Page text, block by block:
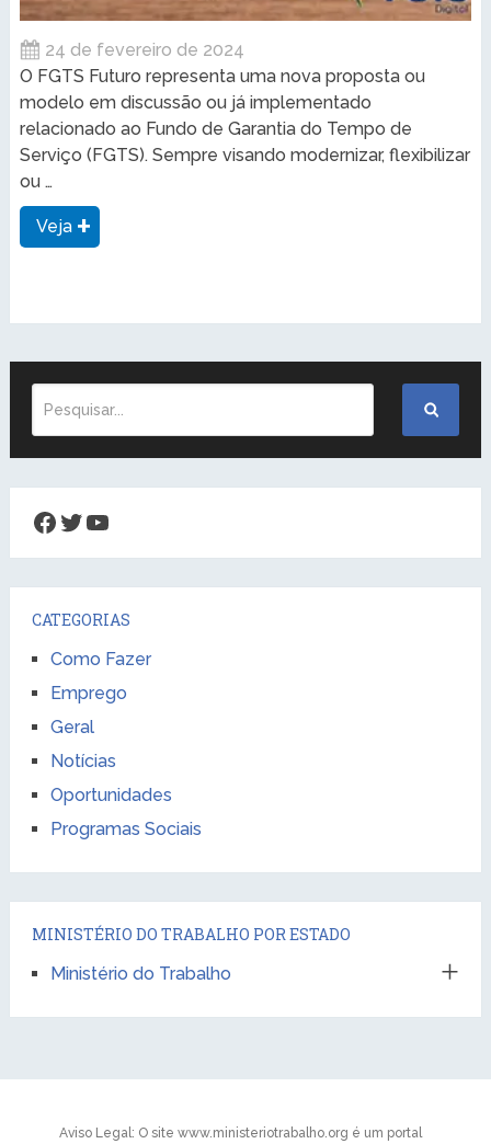
24 de fevereiro de 2024
O FGTS Futuro representa uma nova proposta ou
modelo em discussão ou já implementado
relacionado ao Fundo de Garantia do Tempo de
Serviço (FGTS). Sempre visando modernizar, flexibilizar
ou …
Veja
Facebook
Twitter
Youtube
CATEGORIAS
Como Fazer
Emprego
Geral
Notícias
Oportunidades
Programas Sociais
MINISTÉRIO DO TRABALHO POR ESTADO
Ministério do Trabalho
Aviso Legal: O site www.ministeriotrabalho.org é um portal